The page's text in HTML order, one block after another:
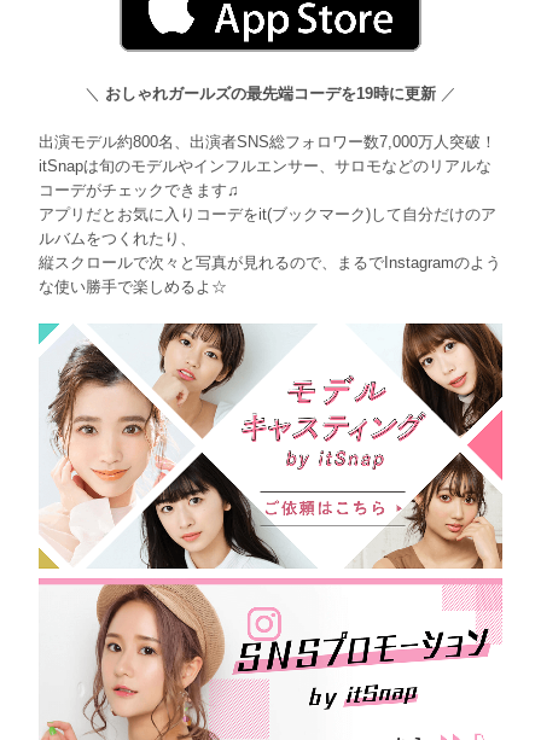
＼ おしゃれガールズの最先端コーデを19時に更新 ／
出演モデル約800名、出演者SNS総フォロワー数7,000万人突破！
itSnapは旬のモデルやインフルエンサー、サロモなどのリアルな
コーデがチェックできます♫
アプリだとお気に入りコーデをit(ブックマーク)して自分だけのア
ルバムをつくれたり、
縦スクロールで次々と写真が見れるので、まるでInstagramのよう
な使い勝手で楽しめるよ☆